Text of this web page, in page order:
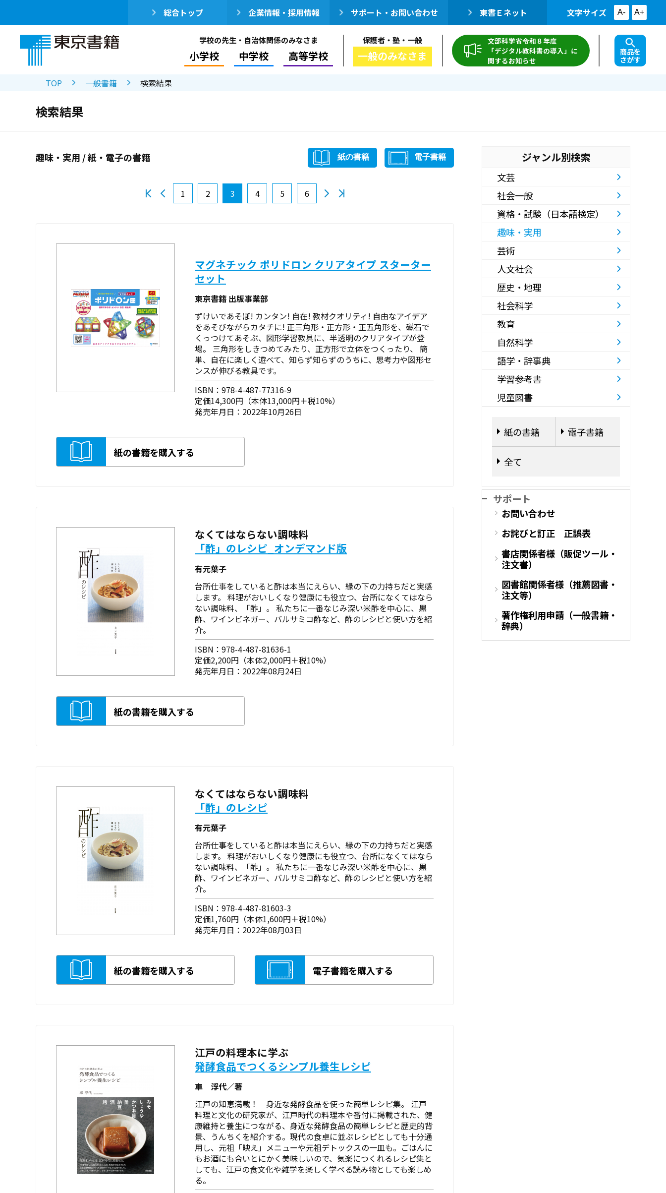
総合トップ 企業情報・採用情報 サポート・お問い合わせ 東書Ｅネット 文字サイズ A- A+
学校の先生・自治体関係のみなさま
小学校 中学校 高等学校
保護者・塾・一般
一般のみなさま
文部科学省令和８年度
「デジタル教科書の導入」に
関するお知らせ
商品を
さがす
TOP 一般書籍 検索結果
検索結果
趣味・実用 / 紙・電子の書籍 紙の書籍 電子書籍
1 2 3 4 5 6
マグネチック ポリドロン クリアタイプ スターター
セット
東京書籍 出版事業部
ずけいであそぼ! カンタン! 自在! 教材クオリティ! 自由なアイデア
をあそびながらカタチに! 正三角形・正方形・正五角形を、磁石で
くっつけてあそぶ、図形学習教具に、半透明のクリアタイプが登
場。 三角形をしきつめてみたり、正方形で立体をつくったり、 簡
単、自在に楽しく遊べて、知らず知らずのうちに、思考力や図形セ
ンスが伸びる教具です。
ISBN：978-4-487-77316-9
定価14,300円（本体13,000円＋税10%）
発売年月日：2022年10月26日
紙の書籍を購入する
なくてはならない調味料
「酢」のレシピ_オンデマンド版
有元葉子
台所仕事をしていると酢は本当にえらい、縁の下の力持ちだと実感
します。 料理がおいしくなり健康にも役立つ、台所になくてはなら
ない調味料、「酢」。 私たちに一番なじみ深い米酢を中心に、黒
酢、ワインビネガー、バルサミコ酢など、酢のレシピと使い方を紹
介。
ISBN：978-4-487-81636-1
定価2,200円（本体2,000円＋税10%）
発売年月日：2022年08月24日
紙の書籍を購入する
なくてはならない調味料
「酢」のレシピ
有元葉子
台所仕事をしていると酢は本当にえらい、縁の下の力持ちだと実感
します。 料理がおいしくなり健康にも役立つ、台所になくてはなら
ない調味料、「酢」。 私たちに一番なじみ深い米酢を中心に、黒
酢、ワインビネガー、バルサミコ酢など、酢のレシピと使い方を紹
介。
ISBN：978-4-487-81603-3
定価1,760円（本体1,600円＋税10%）
発売年月日：2022年08月03日
紙の書籍を購入する 電子書籍を購入する
江戸の料理本に学ぶ
発酵食品でつくるシンプル養生レシピ
車 浮代／著
江戸の知恵満載！ 身近な発酵食品を使った簡単レシピ集。 江戸
料理と文化の研究家が、江戸時代の料理本や番付に掲載された、健
康維持と養生につながる、身近な発酵食品の簡単レシピと歴史的背
景、うんちくを紹介する。現代の食卓に並ぶレシピとしても十分通
用し、元祖「映え」メニューや元祖デトックスの一皿も。ごはんに
もお酒にも合いとにかく美味しいので、気楽につくれるレシピ集と
しても、江戸の食文化や雑学を楽しく学べる読み物としても楽しめ
る。
ジャンル別検索
文芸
社会一般
資格・試験（日本語検定）
趣味・実用
芸術
人文社会
歴史・地理
社会科学
教育
自然科学
語学・辞事典
学習参考書
児童図書
紙の書籍 電子書籍
全て
サポート
お問い合わせ
お詫びと訂正 正誤表
書店関係者様（販促ツール・
注文書）
図書館関係者様（推薦図書・
注文等）
著作権利用申請（一般書籍・
辞典）